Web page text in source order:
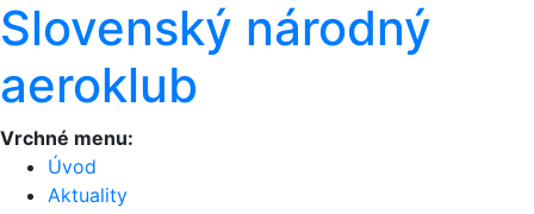
Slovenský národný
aeroklub
Vrchné menu:
Úvod
Aktuality